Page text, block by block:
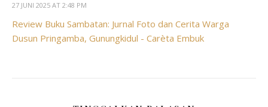
27 JUNI 2025 AT 2:48 PM
Review Buku Sambatan: Jurnal Foto dan Cerita Warga
Dusun Pringamba, Gunungkidul - Carèta Embuk